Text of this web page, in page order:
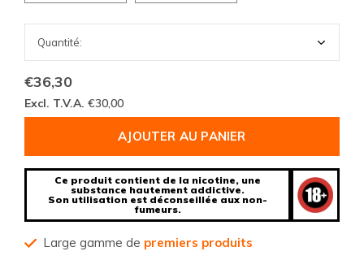
€36,30
Excl. T.V.A. €30,00
AJOUTER AU PANIER
Ce produit contient de la nicotine, une
substance hautement addictive.
Son utilisation est déconseillée aux non-
fumeurs.
Large gamme de premiers produits